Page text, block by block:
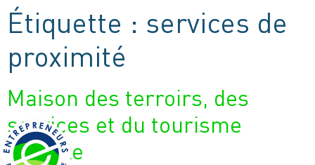
Étiquette : services de
proximité
Maison des terroirs, des
services et du tourisme
durable